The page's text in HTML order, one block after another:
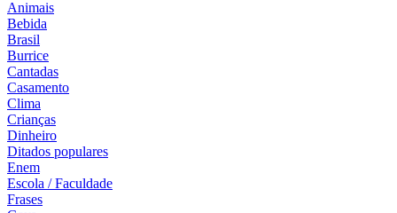
Animais
Bebida
Brasil
Burrice
Cantadas
Casamento
Clima
Crianças
Dinheiro
Ditados populares
Enem
Escola / Faculdade
Frases